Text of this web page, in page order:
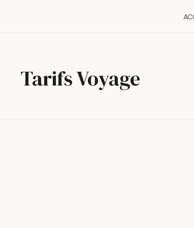
Tarifs Voyage